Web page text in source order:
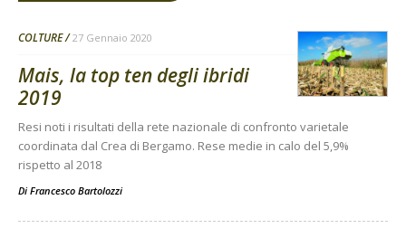
COLTURE 27 Gennaio 2020
Mais, la top ten degli ibridi
2019
Resi noti i risultati della rete nazionale di confronto varietale
coordinata dal Crea di Bergamo. Rese medie in calo del 5,9%
rispetto al 2018
Di Francesco Bartolozzi